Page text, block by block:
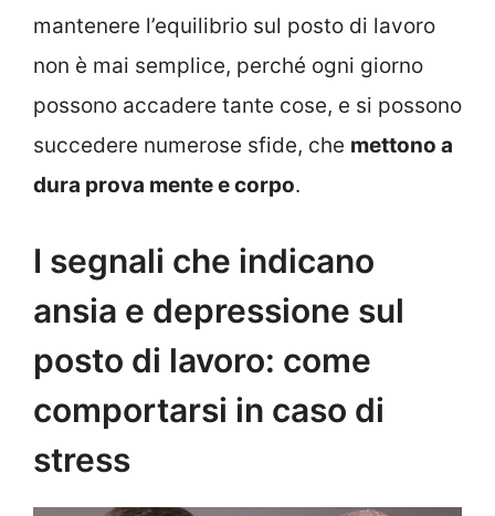
mantenere l’equilibrio sul posto di lavoro
non è mai semplice, perché ogni giorno
possono accadere tante cose, e si possono
succedere numerose sfide, che mettono a
dura prova mente e corpo.
I segnali che indicano
ansia e depressione sul
posto di lavoro: come
comportarsi in caso di
stress